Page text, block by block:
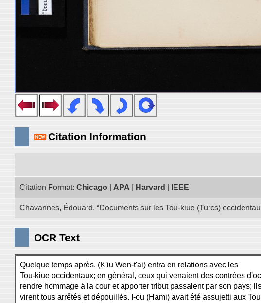
Citation Information
Citation Format: Chicago APA Harvard IEEE
Chavannes, Édouard. “Documents sur les Tou-kiue (Turcs)
OCR Text
Quelque temps après, (K'iu Wen-t'ai) entra en relations avec les
Tou-kiue occidentaux; en général, ceux qui venaient des contrées
rendre hommage à la cour et apporter tribut passaient par son pays;
virent tous arrêtés et dépouillés. I-ou (Hami) avait été assujetti aux